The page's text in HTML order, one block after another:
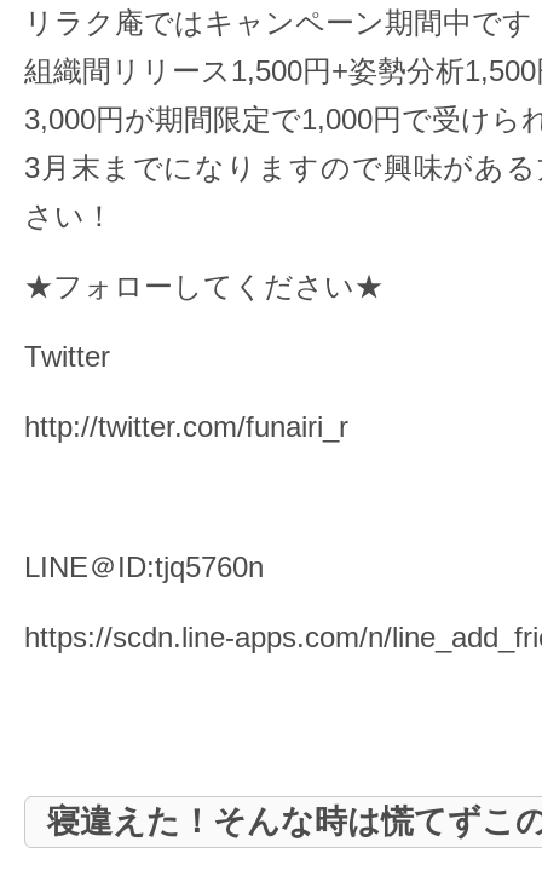
リラク庵ではキャンペーン期間中です
組織間リリース1,500円+姿勢分析1,500
3,000円が期間限定で1,000円で受けら
3月末までになりますので興味があ
さい！
★フォローしてください★
Twitter
http://twitter.com/funairi_r
LINE＠ID:tjq5760n
https://scdn.line-apps.com/n/
寝違えた！そんな時は慌てずこ